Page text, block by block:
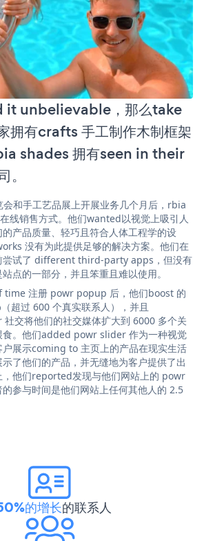
it unbelievable，那么take
拥有crafts 手工制作木制框架
shades 拥有seen in their
和手工艺品展上开展业务几个月后，rbia
线销售方式。他们wanted以视觉上吸引人
产品质量、轻巧且符合人体工程学的设
没有为此提供足够的解决方案。他们在
试了 different third-party apps，但没有
点的一部分，并且笨重且难以使用。
注册 powr popup 后，他们boost 的
超过 600 个真实联系人），并且
交将他们的社交媒体扩大到 6000 多个关
食。他们added powr slider 作为一种视觉
展示coming to 主页上的产品在现实生活
了他们的产品，并无缝地为客户提供了出
，他们reported发现与他们网站上的 powr
参与时间是他们网站上任何其他人的 2.5
的增长的联系人